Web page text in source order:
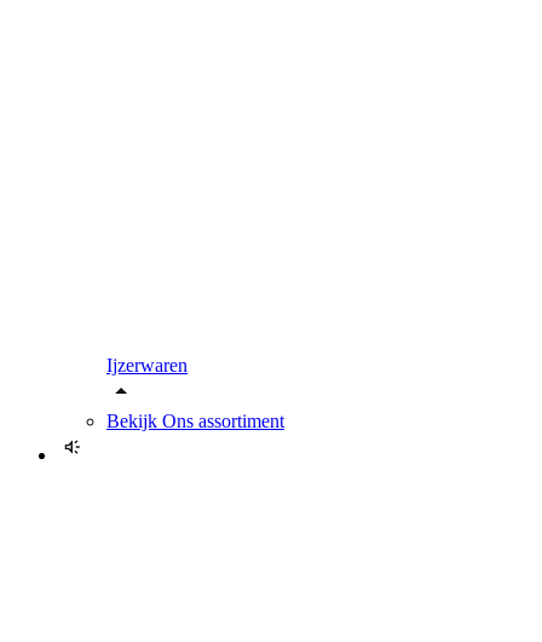
Ijzerwaren
Bekijk Ons assortiment